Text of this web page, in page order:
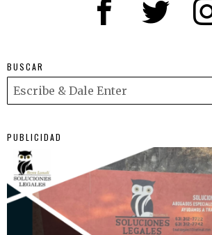
BUSCAR
PUBLICIDAD